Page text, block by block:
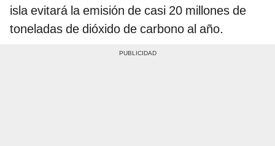
isla evitará la emisión de casi 20 millones de
toneladas de dióxido de carbono al año.